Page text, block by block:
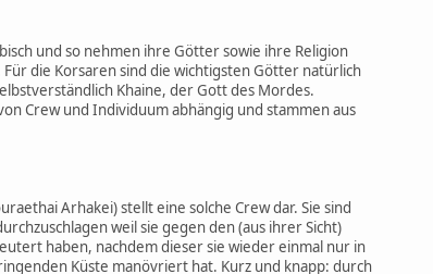
und so nehmen ihre Götter sowie ihre Religion
die Korsaren sind die wichtigsten Götter natürlich
Khaine, der Gott des Mordes.
Crew und Individuum abhängig und stammen aus
Arhakei) stellt eine solche Crew dar. Sie sind
weil sie gegen den (aus ihrer Sicht)
haben, nachdem dieser sie wieder einmal nur in
Küste manövriert hat. Kurz und knapp: durch